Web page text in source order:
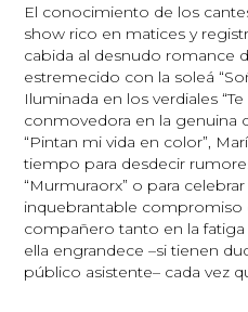
El conocimiento de los
show rico en matices y
cabida al desnudo romance
estremecido con la soleá
Iluminada en los verdiales
conmovedora en la genuina
“Pintan mi vida en color”,
tiempo para desdecir
“Murmuraorx” o para
inquebrantable compromiso
compañero tanto en la
ella engrandece –si tienen
público asistente– cada vez